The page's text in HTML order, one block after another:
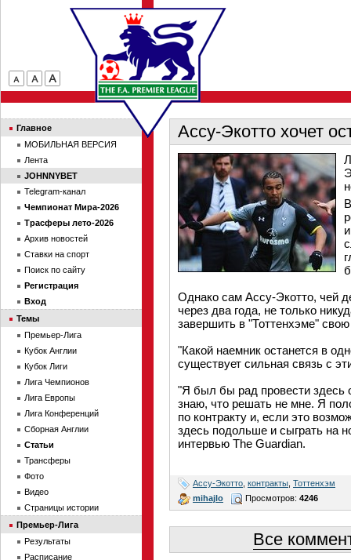
Ассу-Экотто хочет
Однако сам Ассу-Экотто, чей
через два года, не только
завершить в "Тоттенхэме" свою
"Какой наемник останется в
существует сильная связь с
"Я был бы рад провести здесь
знаю, что решать не мне. Я
по контракту и, если это
здесь подольше и сыграть на
интервью The Guardian.
Ассу-Экотто контракты Тоттенхэм
mihajlo
Просмотров: 4246
Все
Главное
МОБИЛЬНАЯ ВЕРСИЯ
Лента
JOHNNYBET
Telegram-канал
Чемпионат Мира-2026
Трасферы лето-2026
Архив новостей
Ставки на спорт
Поиск по сайту
Регистрация
Вход
Темы
Премьер-Лига
Кубок Англии
Кубок Лиги
Лига Чемпионов
Лига Европы
Лига Конференций
Сборная Англии
Статьи
Трансферы
Фото
Видео
Страницы истории
Премьер-Лига
Результаты
Расписание